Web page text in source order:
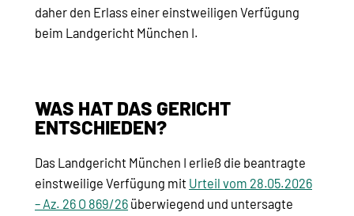
daher den Erlass einer einstweiligen Verfügung
beim Landgericht München I.
WAS HAT DAS GERICHT
ENTSCHIEDEN?
Das Landgericht München I erließ die beantragte
einstweilige Verfügung mit Urteil vom 28.05.2026
– Az. 26 O 869/26 überwiegend und untersagte